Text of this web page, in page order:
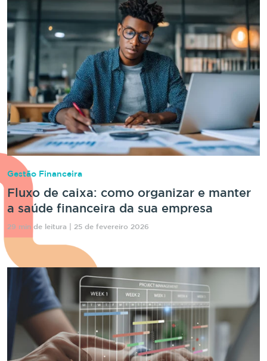
Gestão Financeira
Fluxo de caixa: como organizar e manter
a saúde financeira da sua empresa
29 min de leitura | 25 de fevereiro 2026